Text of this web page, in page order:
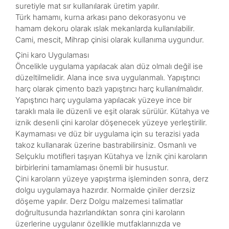
suretiyle mat sır kullanılarak üretim yapılır.
Türk hamamı, kurna arkası pano dekorasyonu ve
hamam dekoru olarak ıslak mekanlarda kullanılabilir.
Cami, mescit, Mihrap çinisi olarak kullanıma uygundur.
Çini karo Uygulaması
Öncelikle uygulama yapılacak alan düz olmalı değil ise
düzeltilmelidir. Alana ince sıva uygulanmalı. Yapıştırıcı
harç olarak çimento bazlı yapıştırıcı harç kullanılmalıdır.
Yapıştırıcı harç uygulama yapılacak yüzeye ince bir
taraklı mala ile düzenli ve eşit olarak sürülür. Kütahya ve
iznik desenli çini karolar döşenecek yüzeye yerleştirilir.
Kaymaması ve düz bir uygulama için su terazisi yada
takoz kullanarak üzerine bastırabilirsiniz. Osmanlı ve
Selçuklu motifleri taşıyan Kütahya ve İznik çini karoların
birbirlerini tamamlaması önemli bir husustur.
Çini karoların yüzeye yapıştırma işleminden sonra, derz
dolgu uygulamaya hazırdır. Normalde çiniler derzsiz
döşeme yapılır. Derz Dolgu malzemesi talimatlar
doğrultusunda hazırlandıktan sonra çini karoların
üzerlerine uygulanır özellikle mutfaklarınızda ve